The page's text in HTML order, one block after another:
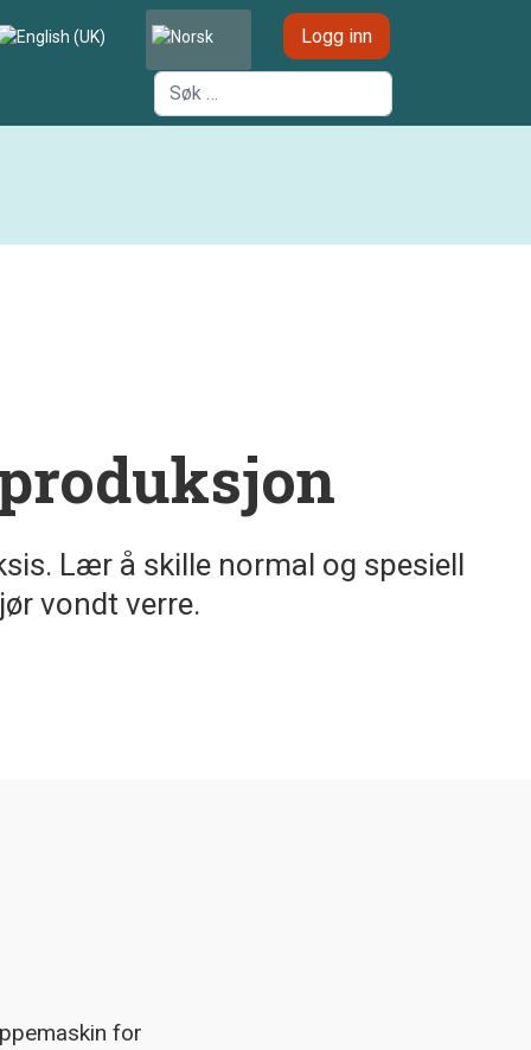
Logg inn
Søk
Lær å skille normal og spesiell
vondt verre.
for